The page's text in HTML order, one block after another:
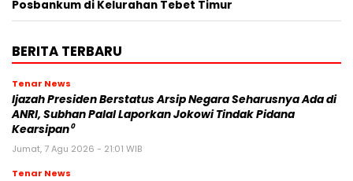
Posbankum di Kelurahan Tebet Timur
BERITA TERBARU
Tenar News
Ijazah Presiden Berstatus Arsip Negara Seharusnya Ada di
ANRI, Subhan Palal Laporkan Jokowi Tindak Pidana
Kearsipan⁰
Jumat, 7 Agu 2026 - 21:01 WIB
Tenar News